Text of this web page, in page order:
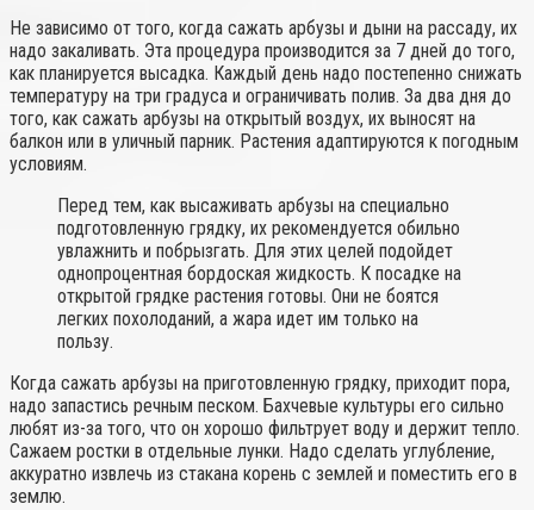
Не зависимо от того, когда сажать арбузы и дыни на рассаду, их
надо закаливать. Эта процедура производится за 7 дней до того,
как планируется высадка. Каждый день надо постепенно снижать
температуру на три градуса и ограничивать полив. За два дня до
того, как сажать арбузы на открытый воздух, их выносят на
балкон или в уличный парник. Растения адаптируются к погодным
условиям.
Перед тем, как высаживать арбузы на специально
подготовленную грядку, их рекомендуется обильно
увлажнить и побрызгать. Для этих целей подойдет
однопроцентная бордоская жидкость. К посадке на
открытой грядке растения готовы. Они не боятся
легких похолоданий, а жара идет им только на
пользу.
Когда сажать арбузы на приготовленную грядку, приходит пора,
надо запастись речным песком. Бахчевые культуры его сильно
любят из-за того, что он хорошо фильтрует воду и держит тепло.
Сажаем ростки в отдельные лунки. Надо сделать углубление,
аккуратно извлечь из стакана корень с землей и поместить его в
землю.